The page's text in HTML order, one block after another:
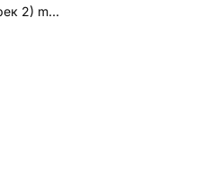
Сен (OST Ғашық жүрек 2) mp3